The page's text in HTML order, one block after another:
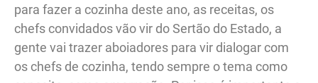
para fazer a cozinha deste ano, as receitas, os
chefs convidados vão vir do Sertão do Estado, a
gente vai trazer aboiadores para vir dialogar com
os chefs de cozinha, tendo sempre o tema como